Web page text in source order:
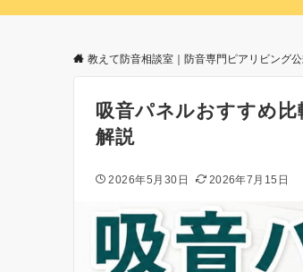
教えて防音相談室｜防音専門ピアリビング
吸音パネルおすすめ
解説
2026年5月30日 2026年7月15日